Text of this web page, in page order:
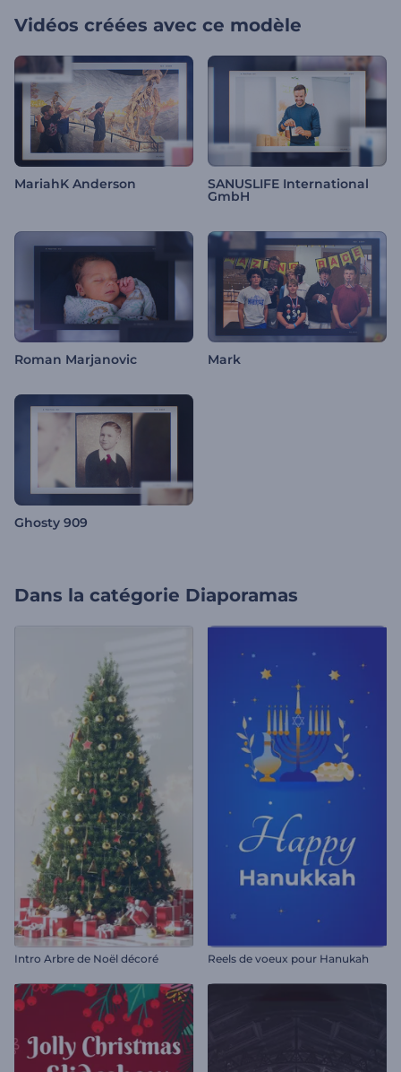
Vidéos créées avec ce modèle
MariahK Anderson SANUSLIFE International
GmbH
Roman Marjanovic Mark
Ghosty 909
Dans la catégorie Diaporamas
Intro Arbre de Noël décoré Reels de voeux pour Hanukah